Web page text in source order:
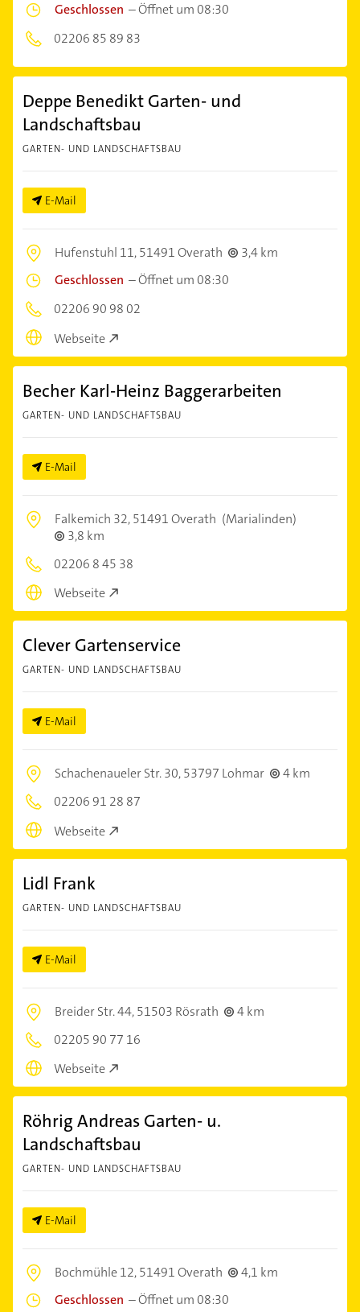
Geschlossen –Öffnet um 08:30
02206 85 89 83
Deppe Benedikt Garten- und
Landschaftsbau
GARTEN- UND LANDSCHAFTSBAU
E-Mail
Hufenstuhl 11,51491 Overath
3,4 km
Geschlossen –Öffnet um 08:30
02206 90 98 02
Webseite
Becher Karl-Heinz Baggerarbeiten
GARTEN- UND LANDSCHAFTSBAU
E-Mail
Falkemich 32,51491 Overath (Marialinden)
3,8 km
02206 8 45 38
Webseite
Clever Gartenservice
GARTEN- UND LANDSCHAFTSBAU
E-Mail
Schachenaueler Str. 30,53797 Lohmar
4 km
02206 91 28 87
Webseite
Lidl Frank
GARTEN- UND LANDSCHAFTSBAU
E-Mail
Breider Str. 44,51503 Rösrath
4 km
02205 90 77 16
Webseite
Röhrig Andreas Garten- u.
Landschaftsbau
GARTEN- UND LANDSCHAFTSBAU
E-Mail
Bochmühle 12,51491 Overath
4,1 km
Geschlossen –Öffnet um 08:30